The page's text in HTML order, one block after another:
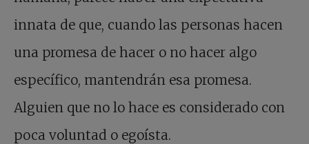
innata de que, cuando las personas hacen
una promesa de hacer o no hacer algo
específico, mantendrán esa promesa.
Alguien que no lo hace es considerado con
poca voluntad o egoísta.